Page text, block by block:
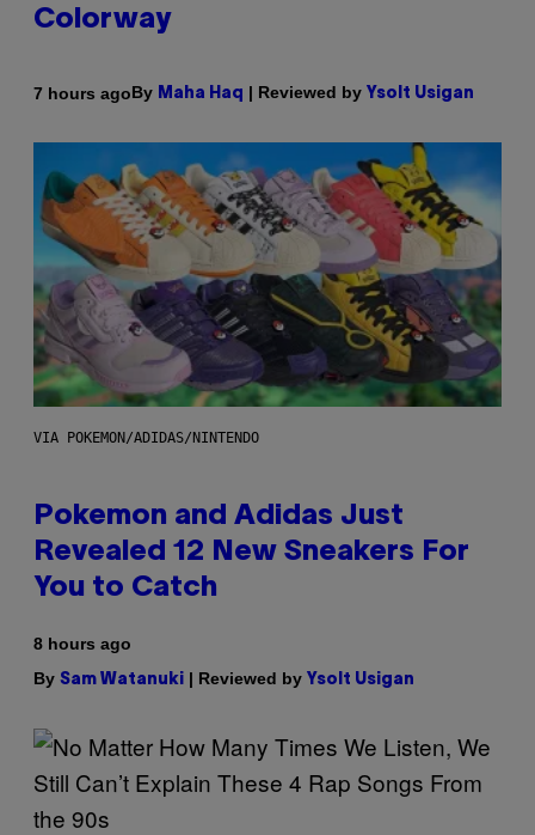
Colorway
7 hours agoBy Maha Haq | Reviewed by Ysolt Usigan
VIA POKEMON/ADIDAS/NINTENDO
Pokemon and Adidas Just
Revealed 12 New Sneakers For
You to Catch
8 hours ago
By Sam Watanuki | Reviewed by Ysolt Usigan